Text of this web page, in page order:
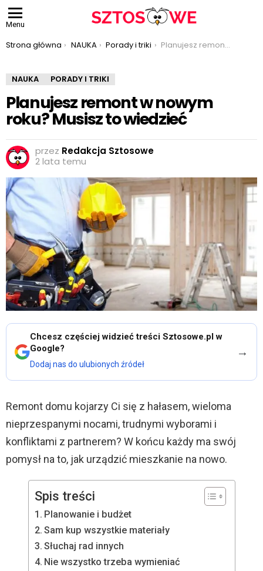
Menu
Jesteś tutaj:
Strona główna NAUKA Porady i triki Planujesz remont w nowym roku? Musisz to wiedzieć
NAUKA PORADY I TRIKI
Planujesz remont w nowym
roku? Musisz to wiedzieć
przez Redakcja Sztosowe
2 lata temu
Chcesz częściej widzieć treści Sztosowe.pl w
Google?
Dodaj nas do ulubionych źródeł
→
Remont domu kojarzy Ci się z hałasem, wieloma
nieprzespanymi nocami, trudnymi wyborami i
konfliktami z partnerem? W końcu każdy ma swój
pomysł na to, jak urządzić mieszkanie na nowo.
Spis treści
Planowanie i budżet
Sam kup wszystkie materiały
Słuchaj rad innych
Nie wszystko trzeba wymieniać